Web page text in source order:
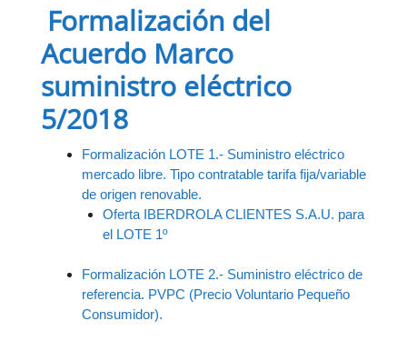
Formalización del
Acuerdo Marco
suministro eléctrico
5/2018
Formalización LOTE 1.- Suministro eléctrico
mercado libre. Tipo contratable tarifa fija/variable
de origen renovable.
Oferta IBERDROLA CLIENTES S.A.U. para
el LOTE 1º
Formalización LOTE 2.- Suministro eléctrico de
referencia. PVPC (Precio Voluntario Pequeño
Consumidor).